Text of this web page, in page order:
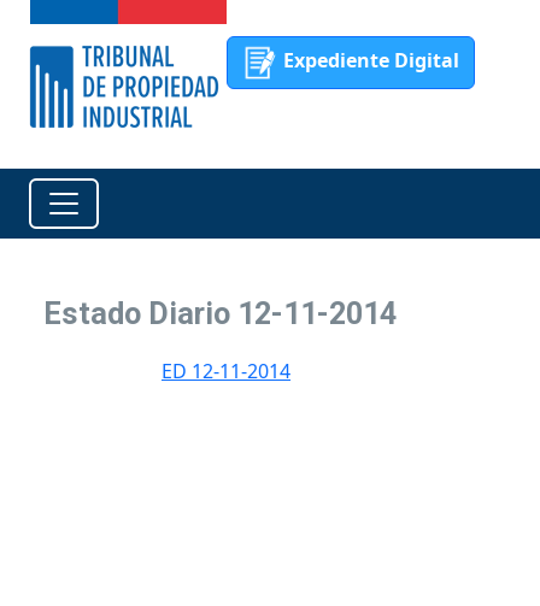
Expediente Digital
Estado Diario 12-11-2014
ED 12-11-2014